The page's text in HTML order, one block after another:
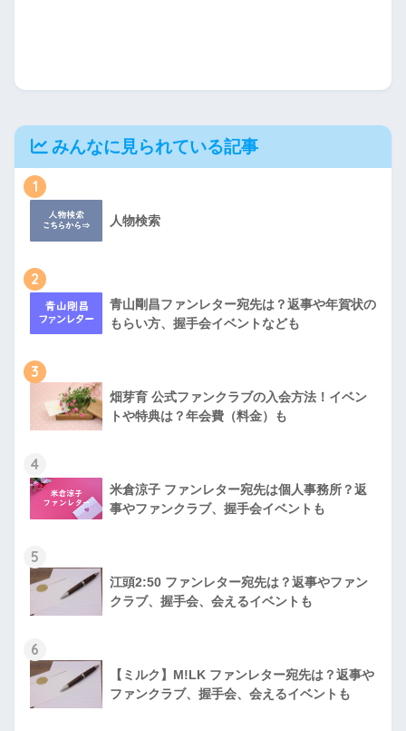
みんなに見られている記事
1
人物検索
2
青山剛昌ファンレター宛先は？返事や年賀状の
もらい方、握手会イベントなども
3
畑芽育 公式ファンクラブの入会方法！イベン
トや特典は？年会費（料金）も
4
米倉涼子 ファンレター宛先は個人事務所？返
事やファンクラブ、握手会イベントも
5
江頭2:50 ファンレター宛先は？返事やファン
クラブ、握手会、会えるイベントも
6
【ミルク】M!LK ファンレター宛先は？返事や
ファンクラブ、握手会、会えるイベントも